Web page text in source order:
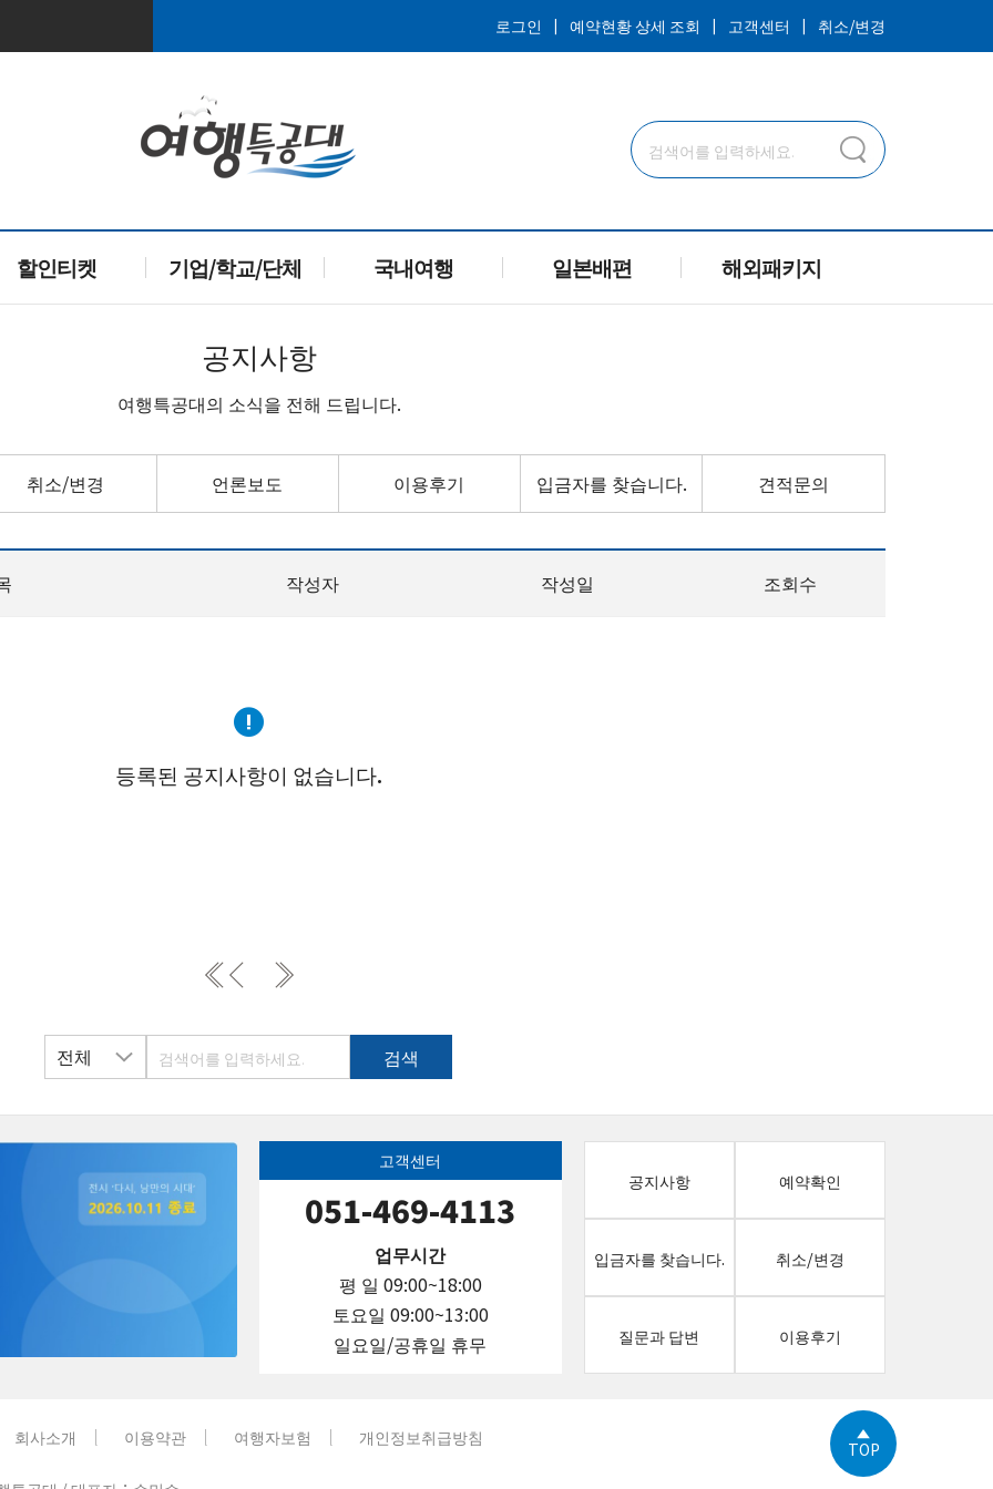
로그인 ㅣ 예약현황 상세 조회 ㅣ 고객센터 ㅣ 취소/변경
할인티켓 기업/학교/단체 국내여행 일본배편 해외패키지
공지사항
여행특공대의 소식을 전해 드립니다.
취소/변경 언론보도 이용후기 입금자를 찾습니다. 견적문의
작성자 작성일 조회수
등록된 공지사항이 없습니다.
고객센터
051-469-4113
업무시간
평 일 09:00~18:00
토요일 09:00~13:00
일요일/공휴일 휴무
공지사항 예약확인
입금자를 찾습니다. 취소/변경
질문과 답변 이용후기
회사소개 이용약관 여행자보험 개인정보취급방침
TOP